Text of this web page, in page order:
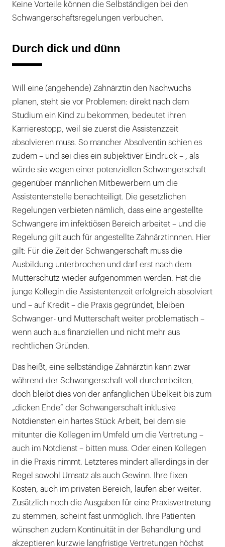
Keine Vorteile können die Selbständigen bei den
Schwangerschaftsregelungen verbuchen.
Durch dick und dünn
Will eine (angehende) Zahnärztin den Nachwuchs
planen, steht sie vor Problemen: direkt nach dem
Studium ein Kind zu bekommen, bedeutet ihren
Karrierestopp, weil sie zuerst die Assistenzzeit
absolvieren muss. So mancher Absolventin schien es
zudem – und sei dies ein subjektiver Eindruck – , als
würde sie wegen einer potenziellen Schwangerschaft
gegenüber männlichen Mitbewerbern um die
Assistentenstelle benachteiligt. Die gesetzlichen
Regelungen verbieten nämlich, dass eine angestellte
Schwangere im infektiösen Bereich arbeitet – und die
Regelung gilt auch für angestellte Zahnärztinnnen. Hier
gilt: Für die Zeit der Schwangerschaft muss die
Ausbildung unterbrochen und darf erst nach dem
Mutterschutz wieder aufgenommen werden. Hat die
junge Kollegin die Assistentenzeit erfolgreich absolviert
und – auf Kredit – die Praxis gegründet, bleiben
Schwanger- und Mutterschaft weiter problematisch –
wenn auch aus finanziellen und nicht mehr aus
rechtlichen Gründen.
Das heißt, eine selbständige Zahnärztin kann zwar
während der Schwangerschaft voll durcharbeiten,
doch bleibt dies von der anfänglichen Übelkeit bis zum
„dicken Ende“ der Schwangerschaft inklusive
Notdiensten ein hartes Stück Arbeit, bei dem sie
mitunter die Kollegen im Umfeld um die Vertretung –
auch im Notdienst – bitten muss. Oder einen Kollegen
in die Praxis nimmt. Letzteres mindert allerdings in der
Regel sowohl Umsatz als auch Gewinn. Ihre fixen
Kosten, auch im privaten Bereich, laufen aber weiter.
Zusätzlich noch die Ausgaben für eine Praxisvertretung
zu stemmen, scheint fast unmöglich. Ihre Patienten
wünschen zudem Kontinuität in der Behandlung und
akzeptieren kurzwie langfristige Vertretungen höchst